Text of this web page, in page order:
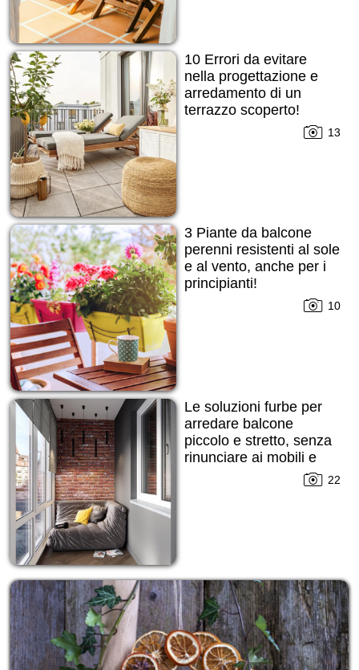
10 Errori da evitare
nella progettazione e
arredamento di un
terrazzo scoperto!
13
3 Piante da balcone
perenni resistenti al sole
e al vento, anche per i
principianti!
10
Le soluzioni furbe per
arredare balcone
piccolo e stretto, senza
rinunciare ai mobili e
22